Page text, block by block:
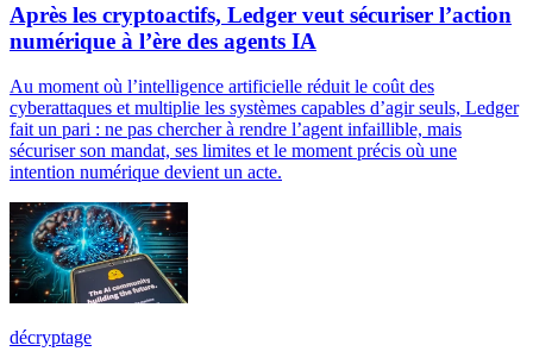
Après les cryptoactifs, Ledger veut sécuriser l’action
numérique à l’ère des agents IA
Au moment où l’intelligence artificielle réduit le coût des
cyberattaques et multiplie les systèmes capables d’agir seuls, Ledger
fait un pari : ne pas chercher à rendre l’agent infaillible, mais
sécuriser son mandat, ses limites et le moment précis où une
intention numérique devient un acte.
décryptage